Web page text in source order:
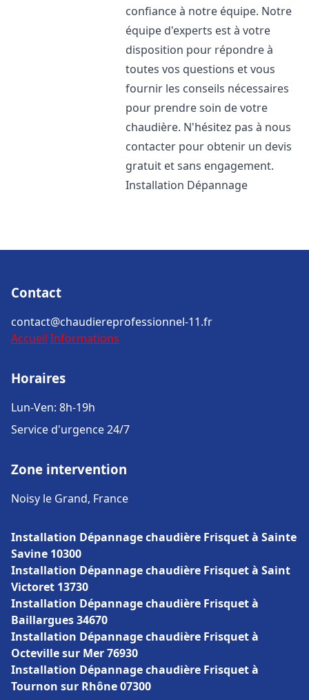
confiance à notre équipe. Notre
équipe d'experts est à votre
disposition pour répondre à
toutes vos questions et vous
fournir les conseils nécessaires
pour prendre soin de votre
chaudière. N'hésitez pas à nous
contacter pour obtenir un devis
gratuit et sans engagement.
Installation Dépannage
Contact
contact@chaudiereprofessionnel-11.fr
Accueil Informations
Horaires
Lun-Ven: 8h-19h
Service d'urgence 24/7
Zone intervention
Noisy le Grand, France
Installation Dépannage chaudière Frisquet à Sainte
Savine 10300
Installation Dépannage chaudière Frisquet à Saint
Victoret 13730
Installation Dépannage chaudière Frisquet à
Baillargues 34670
Installation Dépannage chaudière Frisquet à
Octeville sur Mer 76930
Installation Dépannage chaudière Frisquet à
Tournon sur Rhône 07300